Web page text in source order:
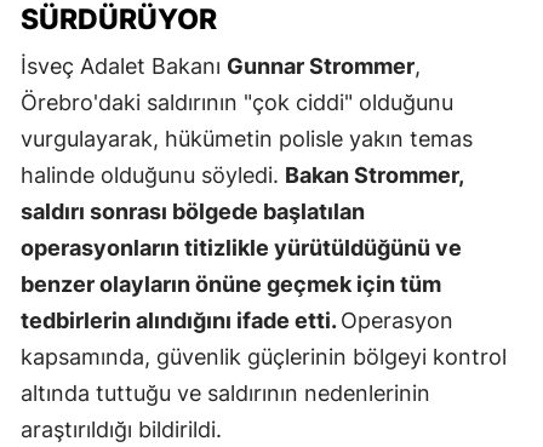
SÜRDÜRÜYOR
İsveç Adalet Bakanı Gunnar Strommer,
Örebro'daki saldırının "çok ciddi" olduğunu
vurgulayarak, hükümetin polisle yakın temas
halinde olduğunu söyledi. Bakan Strommer,
saldırı sonrası bölgede başlatılan
operasyonların titizlikle yürütüldüğünü ve
benzer olayların önüne geçmek için tüm
tedbirlerin alındığını ifade etti.Operasyon
kapsamında, güvenlik güçlerinin bölgeyi kontrol
altında tuttuğu ve saldırının nedenlerinin
araştırıldığı bildirildi.